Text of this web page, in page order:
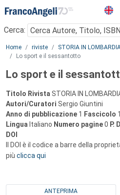
Menu
Cerca:
Main content
Home riviste STORIA IN
Lo sport e il sessantotto
Lo sport e il
Titolo Rivista STORIA IN
Autori/Curatori Sergio Giuntini
Anno di pubblicazione 1 Fascicolo
Lingua Italiano Numero pagine0 P.
DOI
Il DOI è il codice a barre della
più clicca qui
ANTEPRIMA